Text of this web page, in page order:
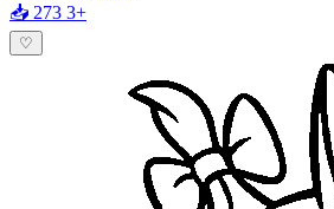
📥 273 3+
♡